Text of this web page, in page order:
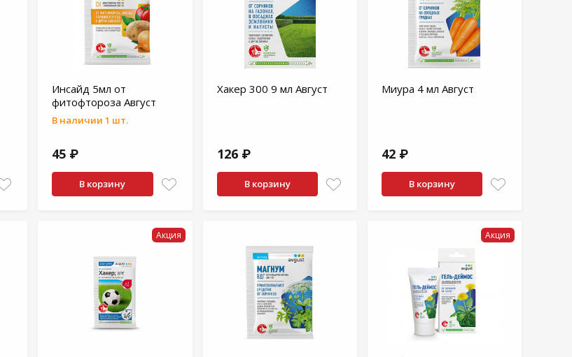
Инсайд 5мл от
фитофтороза Август
В наличии 1 шт.
45 ₽
В корзину
Хакер 300 9 мл Август
126 ₽
В корзину
Миура 4 мл Август
42 ₽
В корзину
Акция Акция